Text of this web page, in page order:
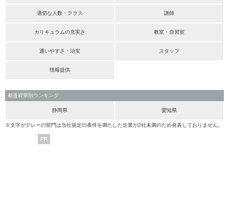
適切な人数・クラス 講師
カリキュラムの充実さ 教室・自習室
通いやすさ・治安 スタッフ
情報提供
都道府県別ランキング
静岡県 愛知県
※文字がグレーの部門は当社規定の条件を満たした企業が2社未満のため発表しておりません。
PR